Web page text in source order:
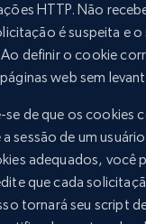
HTTP. Não
é suspeita e
definir o cookie
web sem
se de que os cookies
sessão de um
adequados, você
que cada
tornará seu script